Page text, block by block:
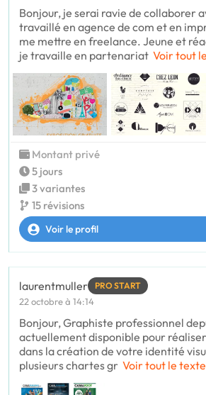
Bonjour, je serai ravie de collaborer
travaillé en agence de com et en
me mettre en freelance. Jeune et
je travaille en partenariat Voir tout
Montant privé
5 jours
3 variantes
15 révisions
Voir le profil
laurentmuller PRO START
22 octobre à 14:14
Bonjour, Graphiste professionnel
actuellement disponible pour
dans la création de votre identité
plusieurs chartes gr Voir tout le texte